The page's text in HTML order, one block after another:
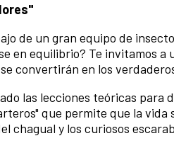
de un gran equipo de
en equilibrio? Te invitamos
convertirán en los
las lecciones teóricas
que permite que la
chagual y los curiosos